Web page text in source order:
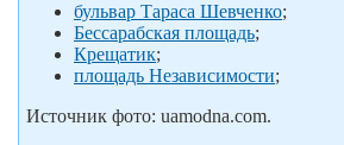
бульвар Тараса Шевченко;
Бессарабская площадь;
Крещатик;
площадь Независимости;
Источник фото: uamodna.com.